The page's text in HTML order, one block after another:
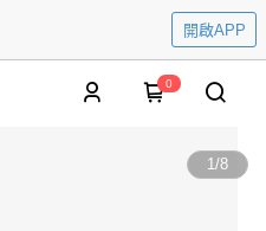
開啟APP
0
1/8